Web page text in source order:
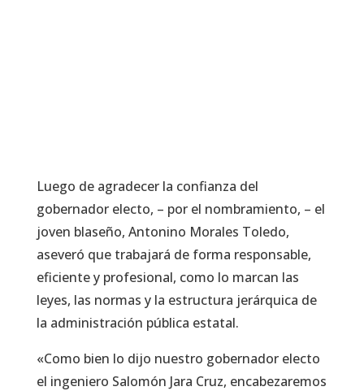
Luego de agradecer la confianza del
gobernador electo, – por el nombramiento, – el
joven blaseño, Antonino Morales Toledo,
aseveró que trabajará de forma responsable,
eficiente y profesional, como lo marcan las
leyes, las normas y la estructura jerárquica de
la administración pública estatal.
«Como bien lo dijo nuestro gobernador electo
el ingeniero Salomón Jara Cruz, encabezaremos